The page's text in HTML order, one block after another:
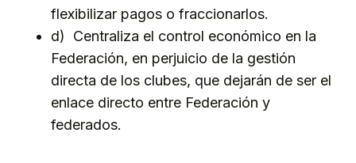
flexibilizar pagos o fraccionarlos.
d) Centraliza el control económico en la
Federación, en perjuicio de la gestión
directa de los clubes, que dejarán de ser el
enlace directo entre Federación y
federados.